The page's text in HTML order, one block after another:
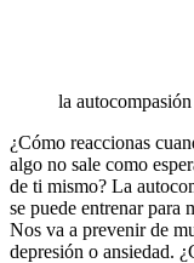
la autocompasión
¿Cómo reaccionas
algo no sale como
de ti mismo? La
se puede entrenar para
Nos va a prevenir de
depresión o ansiedad.